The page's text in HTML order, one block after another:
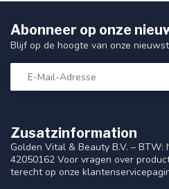
Zusatzinformation
Golden Vital & Beauty B.V. – BTW:
42050162 Voor vragen over
terecht op onze
Abonneer op onze
Blijf op de hoogte van onze